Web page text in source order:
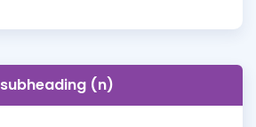
subheading (n)